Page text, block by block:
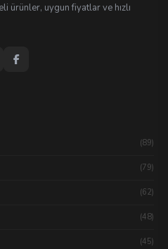
ürünler, uygun fiyatlar ve hızlı
(89)
(79)
(62)
(48)
(45)